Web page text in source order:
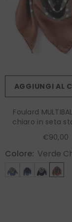
AGGIUNGI AL
Foulard
chiaro in seta
€90,00
Colore: Verde